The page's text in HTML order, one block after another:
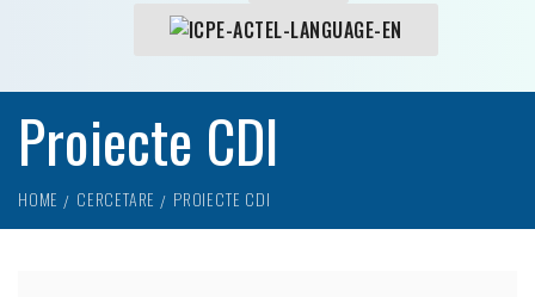
Proiecte CDI
HOME CERCETARE PROIECTE CDI